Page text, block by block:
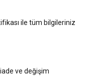
ile tüm bilgileriniz
ve değişim